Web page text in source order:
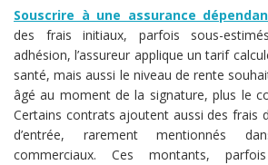
Souscrire à une assurance
des frais initiaux, parfois sous-
adhésion, l’assureur applique un tarif
santé, mais aussi le niveau de rente
âgé au moment de la signature, plus le
Certains contrats ajoutent aussi des frais
d’entrée, rarement mentionnés
commerciaux. Ces montants,